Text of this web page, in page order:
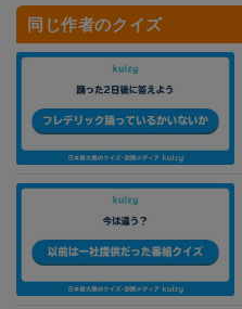
同じ作者のクイズ